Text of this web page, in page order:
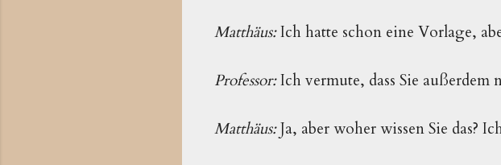
Matthäus:Ich hatte schon eine Vorlage,
Professor:Ich vermute, dass Sie außerdem
Matthäus:Ja, aber woher wissen Sie das?